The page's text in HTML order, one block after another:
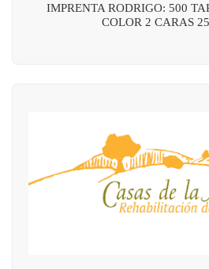
IMPRENTA RODRIGO: 500
COLOR 2 CARAS